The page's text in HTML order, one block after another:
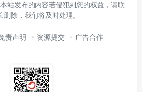
站发布的内容若侵犯到您的权益，请联
删除，我们将及时处理。
责声明 资源提交 广告合作